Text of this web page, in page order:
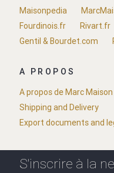
Maisonpedia
Fourdinois.fr
Rivart.fr
Gentil & Bourdet.com
A PROPOS
A propos de Marc Maison
Shipping and Delivery
Export documents and
S'inscrire à la